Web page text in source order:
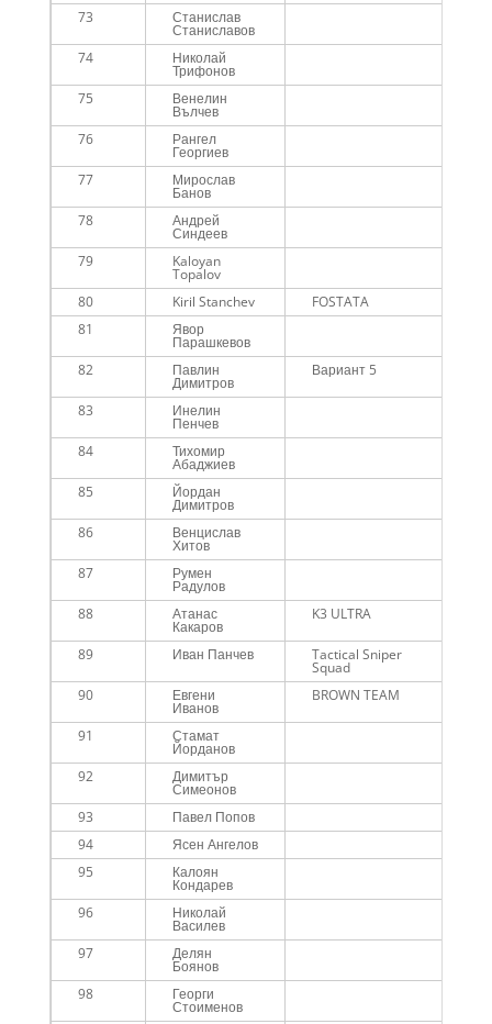
73 Станислав
Станиславов
74 Николай
Трифонов
75 Венелин
Вълчев
76 Рангел
Георгиев
77 Мирослав
Банов
78 Андрей
Синдеев
79 Kaloyan
Topalov
80 Kiril Stanchev FOSTATA
81
Явор
Парашкевов
82 Павлин
Димитров
Вариант 5
83
Инелин
Пенчев
84 Тихомир
Абаджиев
85 Йордан
Димитров
86 Венцислав
Хитов
87
Румен
Радулов
88 Атанас
Какаров
K3 ULTRA
89 Иван Панчев Tactical Sniper
Squad
90 Евгени
Иванов
BROWN TEAM
91
Стамат
Йорданов
92 Димитър
Симеонов
93 Павел Попов
94
Ясен Ангелов
95
Калоян
Кондарев
96 Николай
Василев
97 Делян
Боянов
98 Георги
Стоименов